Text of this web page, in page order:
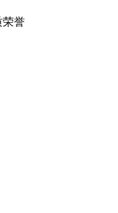
荣誉